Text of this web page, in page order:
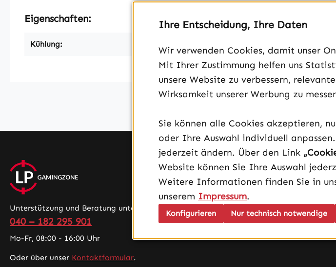
Eigenschaften:
Kühlung:
Unterstützung und Beratung unter:
040 – 182 295 901
Mo-Fr, 08:00 - 16:00 Uhr
Oder über unser Kontaktformular.
Ihre Entscheidung, Ihre Daten
Wir verwenden Cookies, damit unser
Mit Ihrer Zustimmung helfen uns
unsere Website zu verbessern,
Wirksamkeit unserer Werbung zu
Sie können alle Cookies akzeptieren,
oder Ihre Auswahl individuell
jederzeit ändern. Über den Link
Website können Sie Ihre Auswahl
Weitere Informationen finden Sie in
unserem Impressum.
Nur technisch notwendige
Konfigurieren